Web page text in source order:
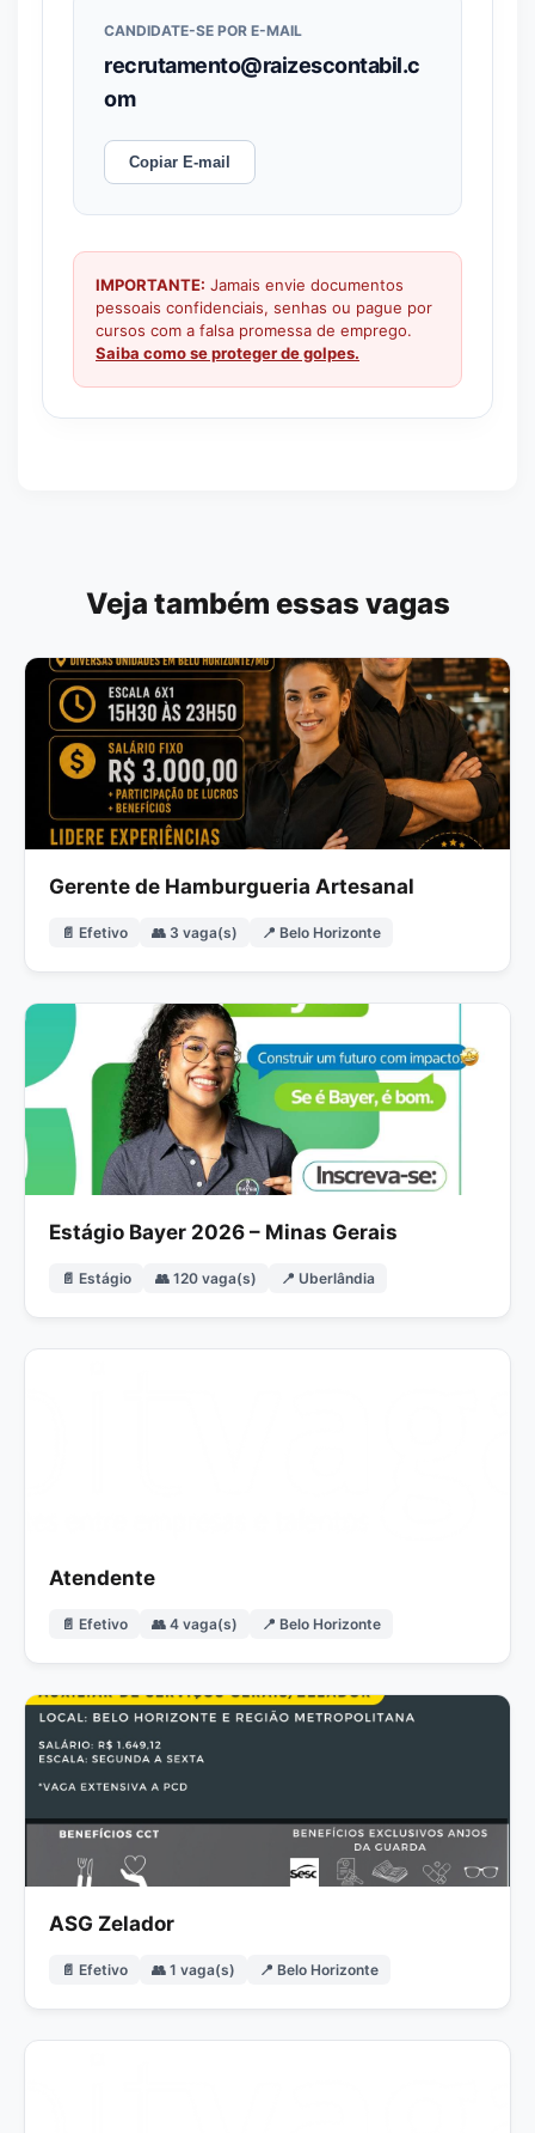
CANDIDATE-SE POR E-MAIL
recrutamento@raizescontabil.c
om
Copiar E-mail
IMPORTANTE: Jamais envie documentos
pessoais confidenciais, senhas ou pague por
cursos com a falsa promessa de emprego.
Saiba como se proteger de golpes.
Veja também essas vagas
Gerente de Hamburgueria Artesanal
📄 Efetivo 👥 3 vaga(s) 📍 Belo Horizonte
Estágio Bayer 2026 – Minas Gerais
📄 Estágio 👥 120 vaga(s) 📍 Uberlândia
Atendente
📄 Efetivo 👥 4 vaga(s) 📍 Belo Horizonte
ASG Zelador
📄 Efetivo 👥 1 vaga(s) 📍 Belo Horizonte